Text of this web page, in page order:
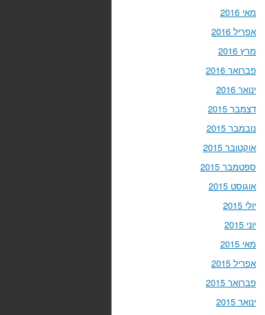
מאי 2016
אפריל 2016
מרץ 2016
פברואר 2016
ינואר 2016
דצמבר 2015
נובמבר 2015
אוקטובר 2015
ספטמבר 2015
אוגוסט 2015
יולי 2015
יוני 2015
מאי 2015
אפריל 2015
פברואר 2015
ינואר 2015